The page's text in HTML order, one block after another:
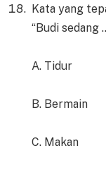
Kata yang
“Budi sedang
A. Tidur
B. Bermain
C. Makan